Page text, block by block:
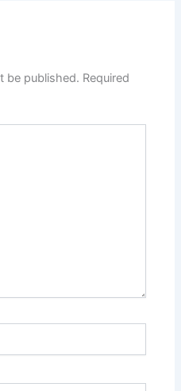
be published. Required